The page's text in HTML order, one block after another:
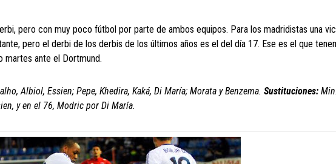
pero con muy poco fútbol por parte de ambos equipos. Para los madridistas una
pero el derbi de los derbis de los últimos años es el del día 17. Ese es el que
martes ante el Dortmund.
Albiol, Essien; Pepe, Khedira, Kaká, Di María; Morata y Benzema. Sustituciones:
y en el 76, Modric por Di María.